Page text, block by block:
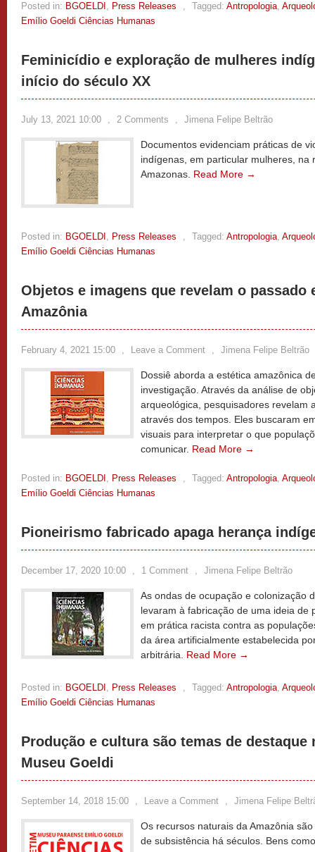
Posted in: BGOELDI , Press Releases , Tagged: Antropologia,
Emílio Goeldi Ciências Humanas
Feminicídio e exploração de mulheres
início do século XX
July 13, 2021 10:00 , 2 Comments , Jimena Felipe Beltrão
Documentos evidenciam práticas de
indígenas, em particular mulheres, na
Amazonas. Read More →
Posted in: BGOELDI , Press Releases , Tagged: Antropologia,
Emílio Goeldi Ciências Humanas
Objetos e imagens que revelam o passado
Amazônia
February 4, 2021 15:00 , Leave a Comment , Jimena Felipe Beltrão
Dossiê aborda a estética amazônica
investigação. Através da análise de
arqueológica, pesquisadores revelam
através dos tempos. Eles buscaram
visuais para interpretar o que
comunicar. Read More →
Posted in: BGOELDI , Press Releases , Tagged: Antropologia,
Emílio Goeldi Ciências Humanas
Pioneirismo fabricado apaga herança
December 17, 2020 10:00 , 1 Comment , Jimena Felipe Beltrão
As ondas de ocupação e colonização
levaram à fabricação de uma ideia de
em prática racista contra as
da área artificialmente estabelecida
arbitrária. Read More →
Posted in: BGOELDI , Press Releases , Tagged: Antropologia,
Emílio Goeldi Ciências Humanas
Produção e cultura são temas de destaque
Museu Goeldi
September 14, 2018 15:00 , Leave a Comment , Jimena Felipe
Os recursos naturais da Amazônia
de subsistência há séculos. Bens